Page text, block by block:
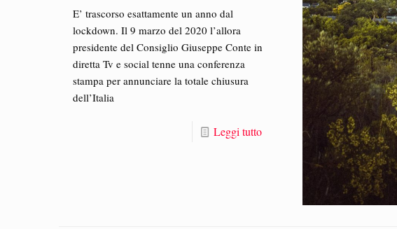
E’ trascorso esattamente un anno dal
lockdown. Il 9 marzo del 2020 l’allora
presidente del Consiglio Giuseppe Conte in
diretta Tv e social tenne una conferenza
stampa per annunciare la totale chiusura
dell’Italia
Leggi tutto